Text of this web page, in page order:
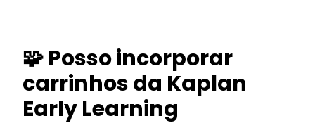
🧩 Posso incorporar
carrinhos da Kaplan
Early Learning